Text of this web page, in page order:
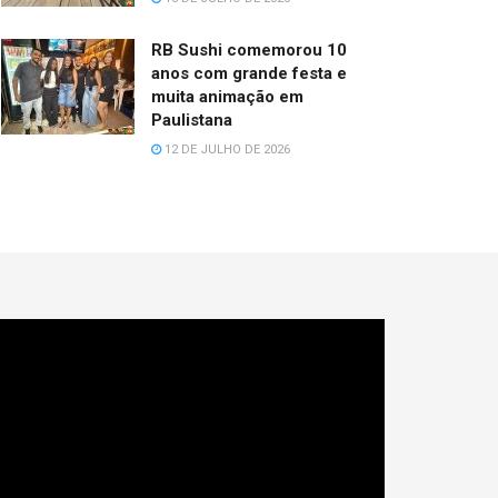
RB Sushi comemorou 10
anos com grande festa e
muita animação em
Paulistana
12 DE JULHO DE 2026